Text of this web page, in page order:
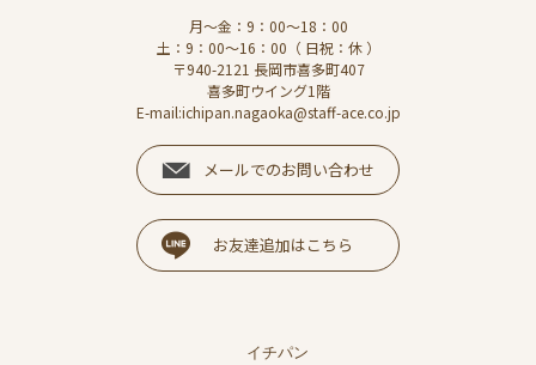
月～金：9：00～18：00
土：9：00～16：00（ 日祝：休 ）
〒940-2121 長岡市喜多町407
喜多町ウイング1階
E-mail:ichipan.nagaoka@staff-ace.co.jp
メールでのお問い合わせ
お友達追加はこちら
イチパン